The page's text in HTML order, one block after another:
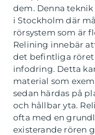
dem. Denna
i Stockholm där
rörsystem som är
Relining innebär
det befintliga röret
infodring. Detta
material som
sedan härdas på
och hållbar yta.
ofta med en
existerande rören